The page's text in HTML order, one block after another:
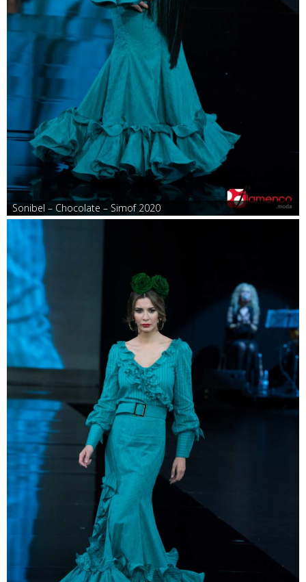
Sonibel – Chocolate – Simof 2020